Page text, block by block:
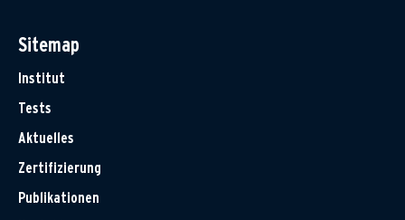
Sitemap
Institut
Tests
Aktuelles
Zertifizierung
Publikationen